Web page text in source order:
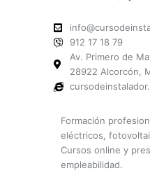
912 17 18 79
Av. Primero de
28922 Alcorcón,
Formación
eléctricos,
Cursos online y
empleabilidad.